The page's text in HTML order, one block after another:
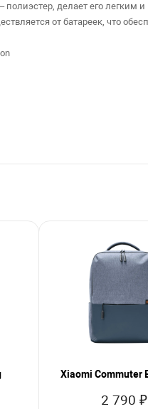
делает его легким
от батареек, что
Xiaomi Commuter
2 790 ₽